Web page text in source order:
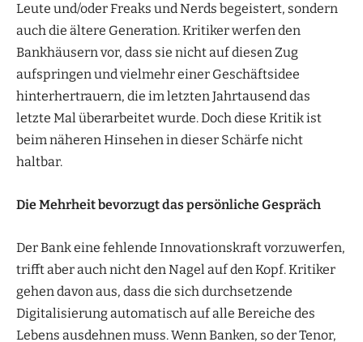
Leute und/oder Freaks und Nerds begeistert, sondern
auch die ältere Generation. Kritiker werfen den
Bankhäusern vor, dass sie nicht auf diesen Zug
aufspringen und vielmehr einer Geschäftsidee
hinterhertrauern, die im letzten Jahrtausend das
letzte Mal überarbeitet wurde. Doch diese Kritik ist
beim näheren Hinsehen in dieser Schärfe nicht
haltbar.
Die Mehrheit bevorzugt das persönliche Gespräch
Der Bank eine fehlende Innovationskraft vorzuwerfen,
trifft aber auch nicht den Nagel auf den Kopf. Kritiker
gehen davon aus, dass die sich durchsetzende
Digitalisierung automatisch auf alle Bereiche des
Lebens ausdehnen muss. Wenn Banken, so der Tenor,